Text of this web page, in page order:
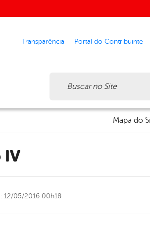
Transparência Portal do Contribuinte
Mapa do
IV
12/05/2016 00h18